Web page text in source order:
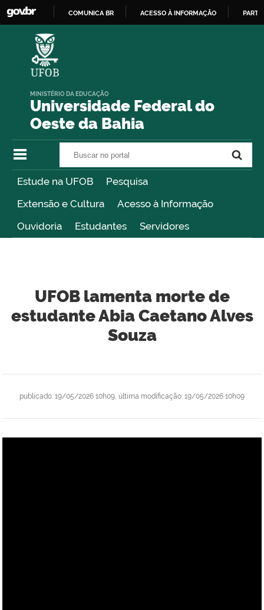
COMUNICA BR ACESSO À INFORMAÇÃO
Universidade Federal do
Oeste da Bahia
MINISTÉRIO DA EDUCAÇÃO
Estude na UFOB
Pesquisa
Extensão e Cultura
Acesso à Informação
Ouvidoria
Estudantes Servidores
UFOB lamenta morte de
estudante Abia Caetano Alves
Souza
publicado: 19/05/2026 10h09 última modificação: 19/05/2026 10h09